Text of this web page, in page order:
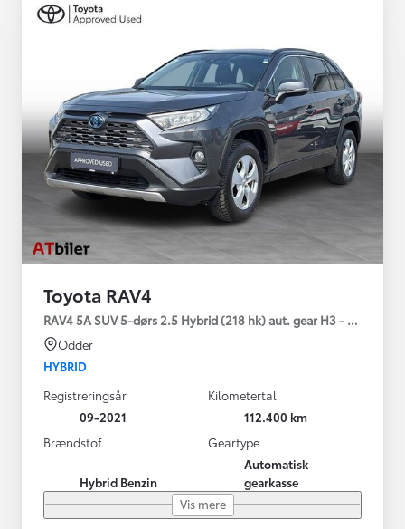
Toyota RAV4
RAV4 5A SUV 5-dørs 2.5 Hybrid (218 hk) aut. gear H3 - Comfort
Odder
HYBRID
Registreringsår
09-2021
Kilometertal
112.400 km
Brændstof
Hybrid Benzin
Geartype
Automatisk
gearkasse
Vis mere